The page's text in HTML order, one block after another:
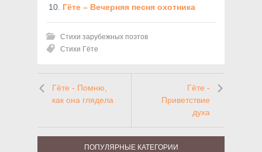
Гёте – Вечерняя песня охотника
Стихи зарубежных поэтов
Стихи Гёте
Гёте - Помню,
как она глядела
Гёте -
Приветствие
духа
ПОПУЛЯРНЫЕ КАТЕГОРИИ